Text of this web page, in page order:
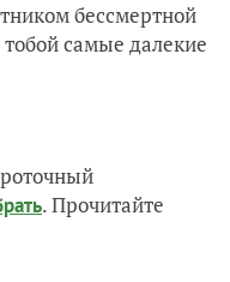
бессмертной
самые далекие
. Прочитайте